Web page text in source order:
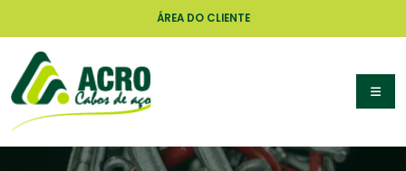
ÁREA DO CLIENTE